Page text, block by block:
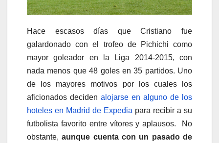
Hace escasos días que Cristiano fue
galardonado con el trofeo de Pichichi como
mayor goleador en la Liga 2014-2015, con
nada menos que 48 goles en 35 partidos. Uno
de los mayores motivos por los cuales los
aficionados deciden alojarse en alguno de los
hoteles en Madrid de Expedia para recibir a su
futbolista favorito entre vítores y aplausos. No
obstante,aunque cuenta con un pasado de